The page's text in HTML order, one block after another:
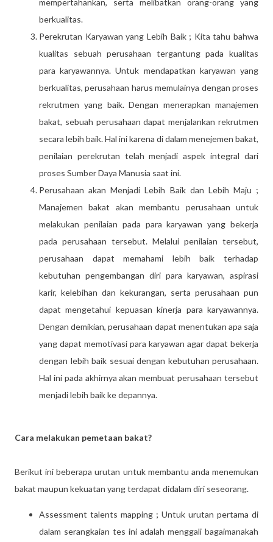
mempertahankan, serta melibatkan orang-orang yang
berkualitas.
Perekrutan Karyawan yang Lebih Baik ; Kita tahu bahwa
kualitas sebuah perusahaan tergantung pada kualitas
para karyawannya. Untuk mendapatkan karyawan yang
berkualitas, perusahaan harus memulainya dengan proses
rekrutmen yang baik. Dengan menerapkan manajemen
bakat, sebuah perusahaan dapat menjalankan rekrutmen
secara lebih baik. Hal ini karena di dalam menejemen bakat,
penilaian perekrutan telah menjadi aspek integral dari
proses Sumber Daya Manusia saat ini.
Perusahaan akan Menjadi Lebih Baik dan Lebih Maju ;
Manajemen bakat akan membantu perusahaan untuk
melakukan penilaian pada para karyawan yang bekerja
pada perusahaan tersebut. Melalui penilaian tersebut,
perusahaan dapat memahami lebih baik terhadap
kebutuhan pengembangan diri para karyawan, aspirasi
karir, kelebihan dan kekurangan, serta perusahaan pun
dapat mengetahui kepuasan kinerja para karyawannya.
Dengan demikian, perusahaan dapat menentukan apa saja
yang dapat memotivasi para karyawan agar dapat bekerja
dengan lebih baik sesuai dengan kebutuhan perusahaan.
Hal ini pada akhirnya akan membuat perusahaan tersebut
menjadi lebih baik ke depannya.
Cara melakukan pemetaan bakat?
Berikut ini beberapa urutan untuk membantu anda menemukan
bakat maupun kekuatan yang terdapat didalam diri seseorang.
Assessment talents mapping ; Untuk urutan pertama di
dalam serangkaian tes ini adalah menggali bagaimanakah